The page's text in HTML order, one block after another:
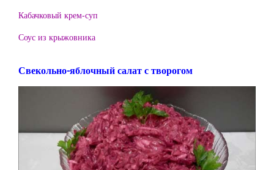
Кабачковый крем-суп
Соус из крыжовника
Свекольно-яблочный салат с творогом